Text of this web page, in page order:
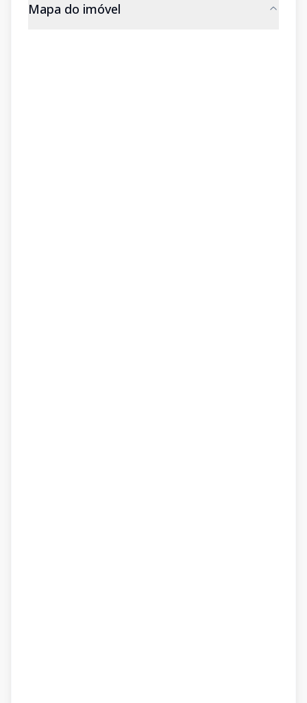
Mapa do imóvel